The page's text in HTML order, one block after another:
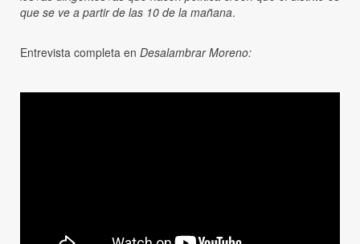
que se ve a partir de las 10 de la mañana.
Entrevista completa en Desalambrar Moreno: